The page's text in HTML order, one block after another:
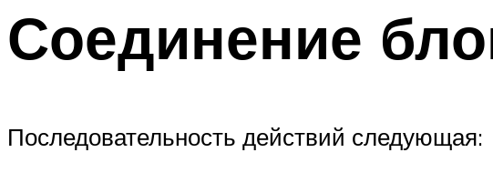
Соединение
Последовательность действий следующая: